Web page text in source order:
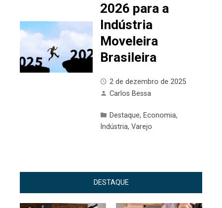
2026 para a
Indústria
Moveleira
Brasileira
2 de dezembro de 2025
Carlos Bessa
Destaque, Economia,
Indústria, Varejo
DESTAQUE